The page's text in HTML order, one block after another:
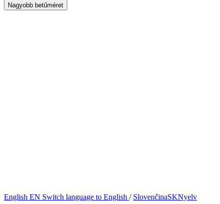
Nagyobb betűméret
English EN Switch language to English / SlovenčinaSKNyelv